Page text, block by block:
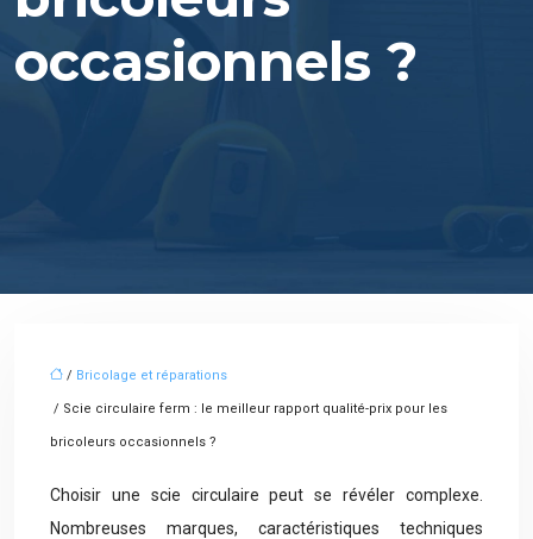
occasionnels ?
/ Bricolage et réparations
/ Scie circulaire ferm : le meilleur rapport qualité-prix pour les
bricoleurs occasionnels ?
Choisir une scie circulaire peut se révéler complexe.
Nombreuses marques, caractéristiques techniques